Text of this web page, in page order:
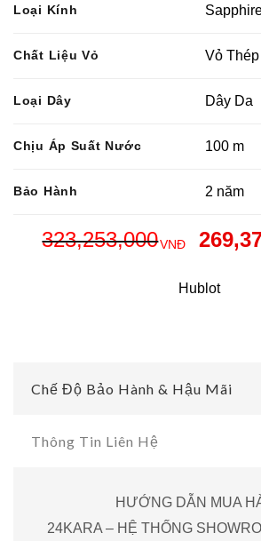
Loại Kính
Chất Liệu Vỏ Vỏ Thép
Loại Dây Dây Da
Chịu Áp Suất Nước 100 m
Bảo Hành 2 năm
323,253,000VNĐ
Hublot
Chế Độ Bảo Hành & Hậu Mãi
Thông Tin Liên Hệ
HƯỚNG DẪN MUA
24KARA – HỆ THỐNG